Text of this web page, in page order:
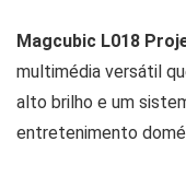
Magcubic L018
multimédia versátil
alto brilho e um
entretenimento